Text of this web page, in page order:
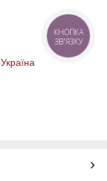
КНОПКА
ЗВ'ЯЗКУ